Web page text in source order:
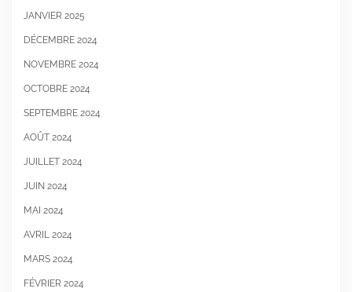
JANVIER 2025
DÉCEMBRE 2024
NOVEMBRE 2024
OCTOBRE 2024
SEPTEMBRE 2024
AOÛT 2024
JUILLET 2024
JUIN 2024
MAI 2024
AVRIL 2024
MARS 2024
FÉVRIER 2024